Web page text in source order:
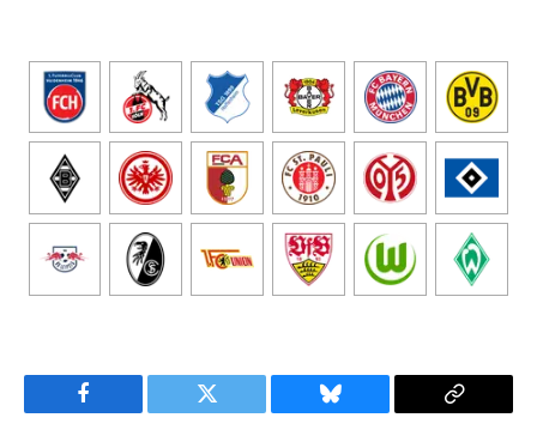
Facebook Twitter Bluesky
Copy